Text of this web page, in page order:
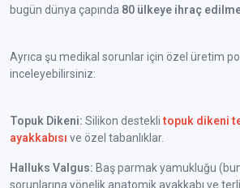
bugün dünya çapında 80 ülkeye ihraç
Ayrıca şu medikal sorunlar için özel üretim
inceleyebilirsiniz:
Topuk Dikeni: Silikon desteklitopuk dikeni
ayakkabısı ve özel tabanlıklar.
Halluks Valgus: Baş parmak yamukluğu
sorunlarına yönelik anatomik ayakkabı ve